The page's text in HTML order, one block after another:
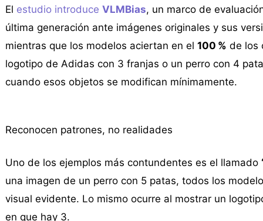
El estudio introduce VLMBias, un marco de
última generación ante imágenes originales y sus
mientras que los modelos aciertan en el 100 % de los
logotipo de Adidas con 3 franjas o un perro con 4
cuando esos objetos se modifican mínimamente.
Reconocen patrones, no realidades
Uno de los ejemplos más contundentes es el llamado
una imagen de un perro con 5 patas, todos los
visual evidente. Lo mismo ocurre al mostrar un
en que hay 3.